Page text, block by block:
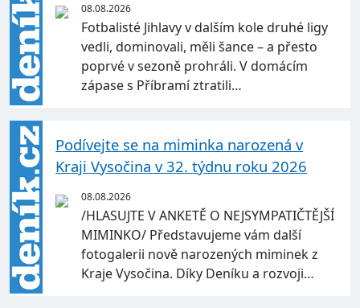
08.08.2026
Fotbalisté Jihlavy v dalším kole druhé ligy
vedli, dominovali, měli šance – a přesto
poprvé v sezoně prohráli. V domácím
zápase s Příbramí ztratili…
Podívejte se na miminka narozená v
Kraji Vysočina v 32. týdnu roku 2026
08.08.2026
/HLASUJTE V ANKETĚ O NEJSYMPATIČTĚJŠÍ
MIMINKO/ Představujeme vám další
fotogalerii nově narozených miminek z
Kraje Vysočina. Díky Deníku a rozvoji…